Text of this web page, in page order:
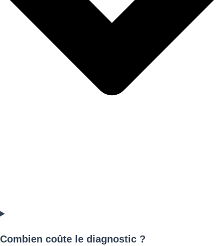
Combien coûte le diagnostic ?